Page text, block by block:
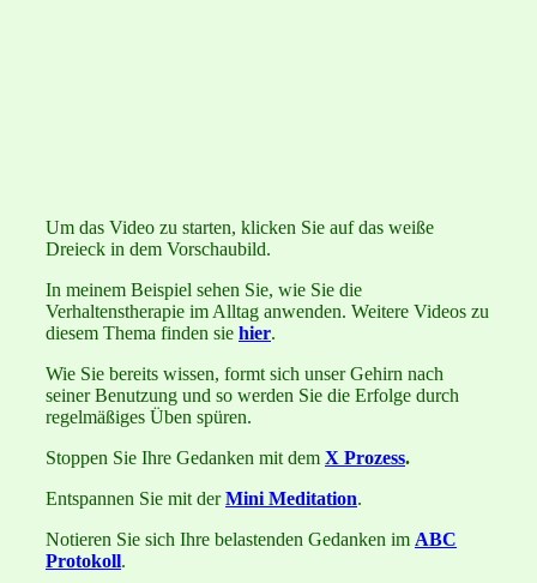
Um das Video zu starten, klicken Sie auf das weiße
Dreieck in dem Vorschaubild.
In meinem Beispiel sehen Sie, wie Sie die
Verhaltenstherapie im Alltag anwenden. Weitere Videos zu
diesem Thema finden sie hier.
Wie Sie bereits wissen, formt sich unser Gehirn nach
seiner Benutzung und so werden Sie die Erfolge durch
regelmäßiges Üben spüren.
Stoppen Sie Ihre Gedanken mit dem X Prozess.
Entspannen Sie mit derMini Meditation.
Notieren Sie sich Ihre belastenden Gedanken im ABC
Protokoll.